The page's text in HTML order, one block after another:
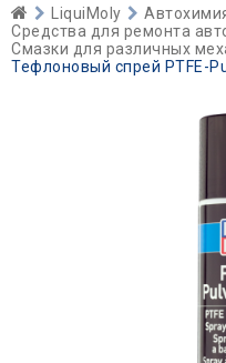
LiquiMoly
Средства для ремонта
Смазки для различных
Тефлоновый спрей PTFE-